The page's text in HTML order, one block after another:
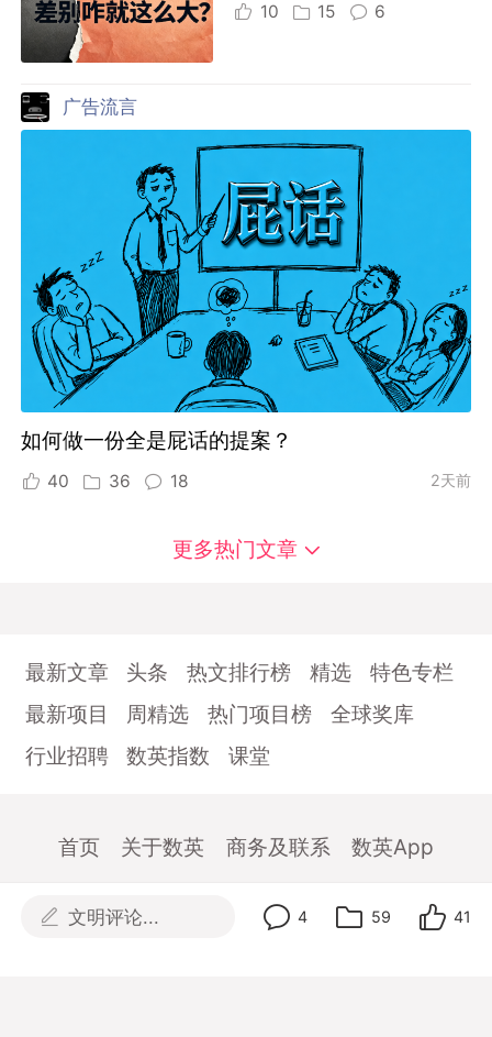
10 15 6
广告流言
如何做一份全是屁话的提案？
40 36 18 2天前
更多热门文章
最新文章 头条 热文排行榜 精选
特色专栏
最新项目
周精选 热门项目榜
全球奖库
行业招聘
数英指数 课堂
首页 关于数英 商务及联系 数英App
文明评论... 4 59 41